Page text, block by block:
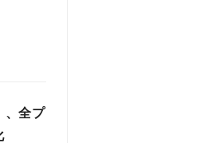
、全プ